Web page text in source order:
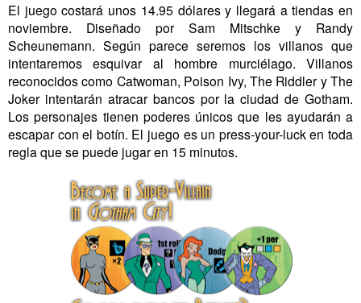
El juego costará unos 14.95 dólares y llegará a tiendas en
noviembre. Diseñado por Sam Mitschke y Randy
Scheunemann. Según parece seremos los villanos que
intentaremos esquivar al hombre murciélago. Villanos
reconocidos como Catwoman, Poison Ivy, The Riddler y The
Joker intentarán atracar bancos por la ciudad de Gotham.
Los personajes tienen poderes únicos que les ayudarán a
escapar con el botín. El juego es un press-your-luck en toda
regla que se puede jugar en 15 minutos.